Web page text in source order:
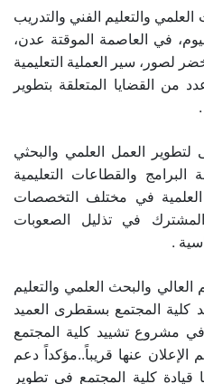
والتعليم الفني والتدريب
في العاصمة الموقتة عدن،
لصور، سير العملية التعليمية
من القضايا المتعلقة بتطوير
لتطوير العمل العلمي والبحثي
والقطاعات التعليمية
العلمية في مختلف التخصصات
المشترك في تذليل الصعوبات
.
والبحث العلمي والتعليم
كلية المجتمع بسقطرى العميد
مشروع تشييد كلية المجتمع
الإعلان عنها قريباً..مؤكداً دعم
قيادة كلية المجتمع في تطوير